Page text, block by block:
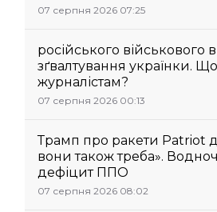
07 серпня 2026 07:25
російського військового
зґвалтування українки.
журналістам?
07 серпня 2026 00:13
Трамп про ракети Patriot
вони також треба».
дефіцит ППО
07 серпня 2026 08:02